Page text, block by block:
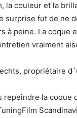
la couleur et la
surprise fut de ne
à peine. La coque
vraiment
propriétaire
repeindre la coque